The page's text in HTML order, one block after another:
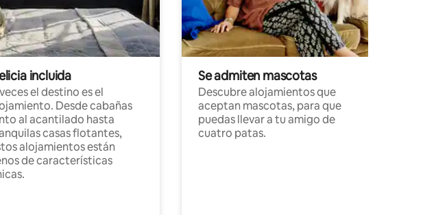
incluida
el destino es el
Desde cabañas
al acantilado hasta
casas flotantes,
alojamientos están
de características
Se admiten mascotas
Descubre alojamientos que
aceptan mascotas, para que
puedas llevar a tu amigo de
cuatro patas.